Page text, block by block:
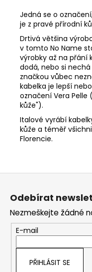
Jedná se o
je z pravé přírodní
Drtivá většina
v tomto No Name
výrobky až na přání
dodá, nebo si
značkou vůbec
kabelka je lepší
označení Vera Pelle
kůže").
Italové vyrábí
kůže a téměř
Florencie.
Odebírat
Nezmeškejte žádné
E-mail
PŘIHLÁSIT SE